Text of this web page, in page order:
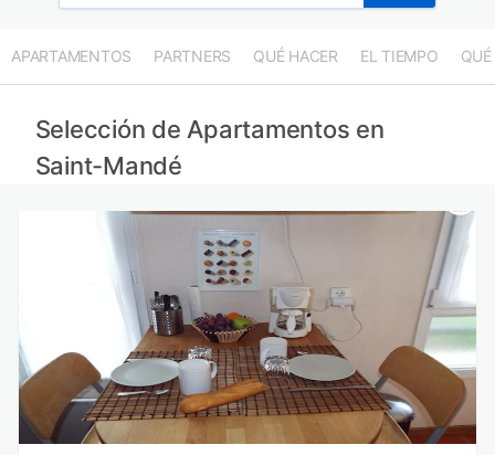
APARTAMENTOS PARTNERS QUÉ HACER EL TIEMPO QUÉ
Selección de Apartamentos en
Saint-Mandé